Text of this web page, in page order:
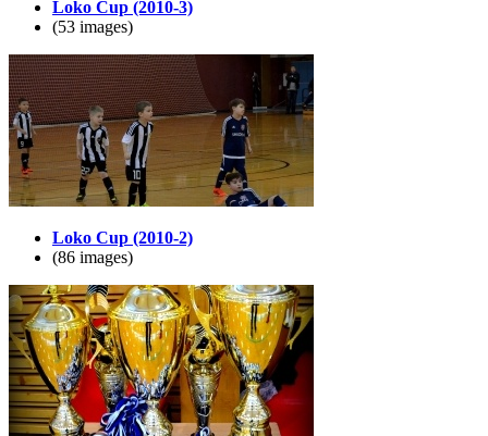
Loko Cup (2010-3)
(53 images)
Loko Cup (2010-2)
(86 images)